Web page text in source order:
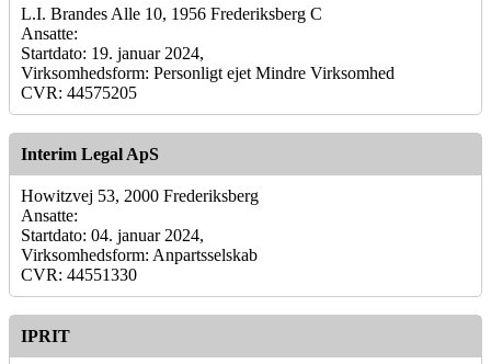
L.I. Brandes Alle 10, 1956 Frederiksberg C
Ansatte:
Startdato: 19. januar 2024,
Virksomhedsform: Personligt ejet Mindre Virksomhed
CVR: 44575205
Interim Legal ApS
Howitzvej 53, 2000 Frederiksberg
Ansatte:
Startdato: 04. januar 2024,
Virksomhedsform: Anpartsselskab
CVR: 44551330
IPRIT